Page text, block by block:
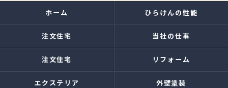
ホーム ひらけんの性能
注文住宅 当社の仕事
注文住宅 リフォーム
エクステリア 外壁塗装